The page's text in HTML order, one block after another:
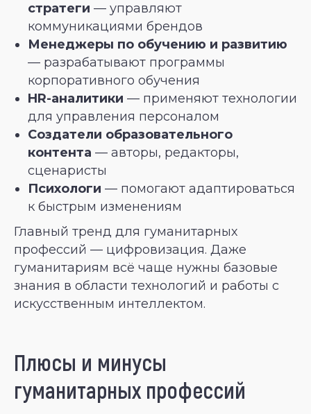
стратеги — управляют
коммуникациями брендов
Менеджеры по обучению и развитию
— разрабатывают программы
корпоративного обучения
HR-аналитики — применяют технологии
для управления персоналом
Создатели образовательного
контента — авторы, редакторы,
сценаристы
Психологи — помогают адаптироваться
к быстрым изменениям
Главный тренд для гуманитарных
профессий — цифровизация. Даже
гуманитариям всё чаще нужны базовые
знания в области технологий и работы с
искусственным интеллектом.
Плюсы и минусы
гуманитарных профессий